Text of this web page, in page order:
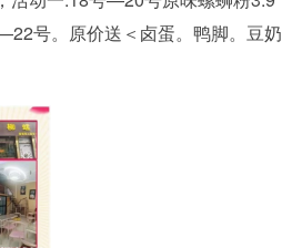
号。原价送＜卤蛋。鸭脚。豆奶